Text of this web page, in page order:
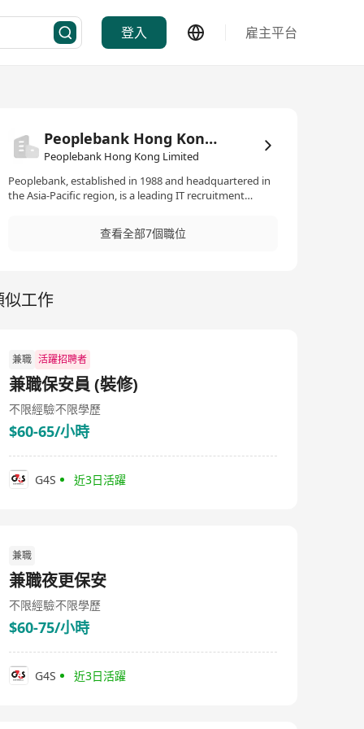
登入 雇主平台
Peoplebank Hong Kong Limited
Peoplebank Hong Kong Limited
Peoplebank, established in 1988 and headquartered in
the Asia-Pacific region, is a leading IT recruitment
placements with offices across Hong Kong, Australia,
and Singapore. The firm's consultants are industry
cybersecurity, project services & transformations,
development & testing, cloud & infrastructure,
查看全部7個職位
似工作
兼職 活躍招聘者
兼職保安員 (裝修)
不限經驗不限學歷
$60-65/小時
G4S 近3日活躍
兼職
兼職夜更保安
不限經驗不限學歷
$60-75/小時
G4S 近3日活躍